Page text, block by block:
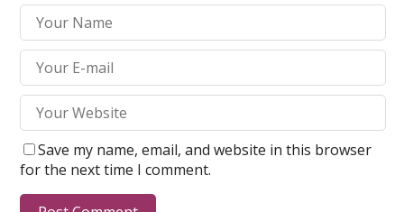
Save my name, email, and website in this browser
for the next time I comment.